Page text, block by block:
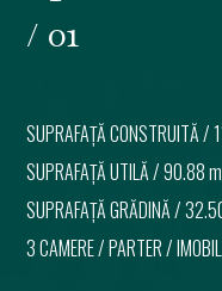
/ 01
SUPRAFAȚĂ CONSTRUITĂ /
SUPRAFAȚĂ UTILĂ /90.88
SUPRAFAȚĂ GRĂDINĂ /
3 CAMERE/PARTER/ IMOBIL